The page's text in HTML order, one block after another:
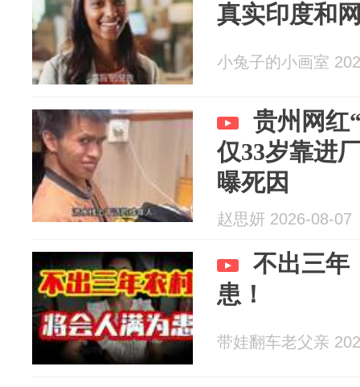
真实印度和
小兔子的小画室
贵州网红
仅33岁靠进
曝死因
赵思妍 2026-08-07
不出三年
患！
带娃翻车老父亲